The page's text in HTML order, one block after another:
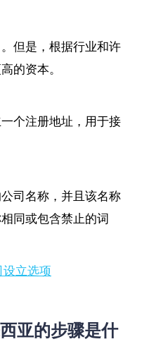
但是，根据行业和许
的资本。
个注册地址，用于接
司名称，并且该名称
同或包含禁止的词
立选项
亚的步骤是什